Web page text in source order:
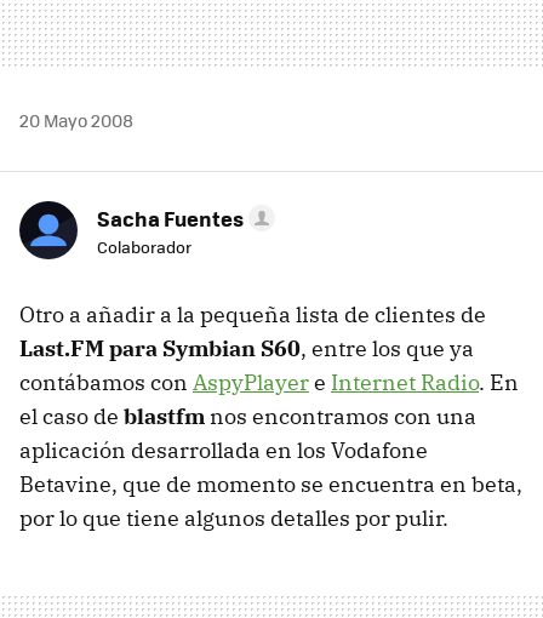
20 Mayo 2008
Sacha Fuentes
Colaborador
Otro a añadir a la pequeña lista de clientes de
Last.FM para Symbian S60, entre los que ya
contábamos con AspyPlayere Internet Radio. En
el caso de blastfm nos encontramos con una
aplicación desarrollada en los Vodafone
Betavine, que de momento se encuentra en beta,
por lo que tiene algunos detalles por pulir.